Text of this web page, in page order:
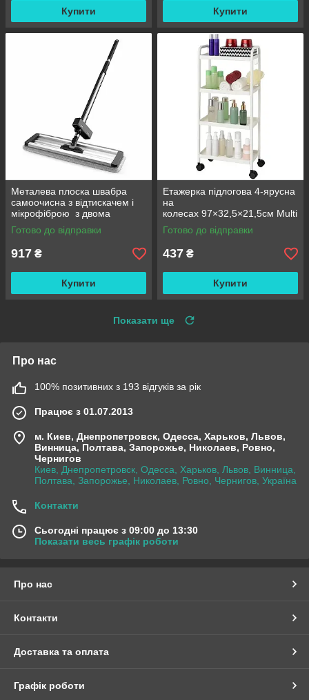
Купити Купити
Металева плоска швабра
самоочисна з відтискачем і
мікрофіброю з двома
змінними насадками M06
42см
Готово до відправки
917 ₴
Купити
Етажерка підлогова 4-ярусна
на
колесах 97×32,5×21,5см Multi
fucntion Rack JC606
/ Підлогова вузька стелаж-
Готово до відправки
437 ₴
Купити
Показати ще
Про нас
100% позитивних з 193 відгуків за рік
Працює з 01.07.2013
м. Киев, Днепропетровск, Одесса, Харьков, Львов,
Винница, Полтава, Запорожье, Николаев, Ровно,
Чернигов
Киев, Днепропетровск, Одесса, Харьков, Львов, Винница,
Полтава, Запорожье, Николаев, Ровно, Чернигов, Україна
Контакти
Сьогодні працює з 09:00 до 13:30
Показати весь графік роботи
Про нас
Контакти
Доставка та оплата
Графік роботи